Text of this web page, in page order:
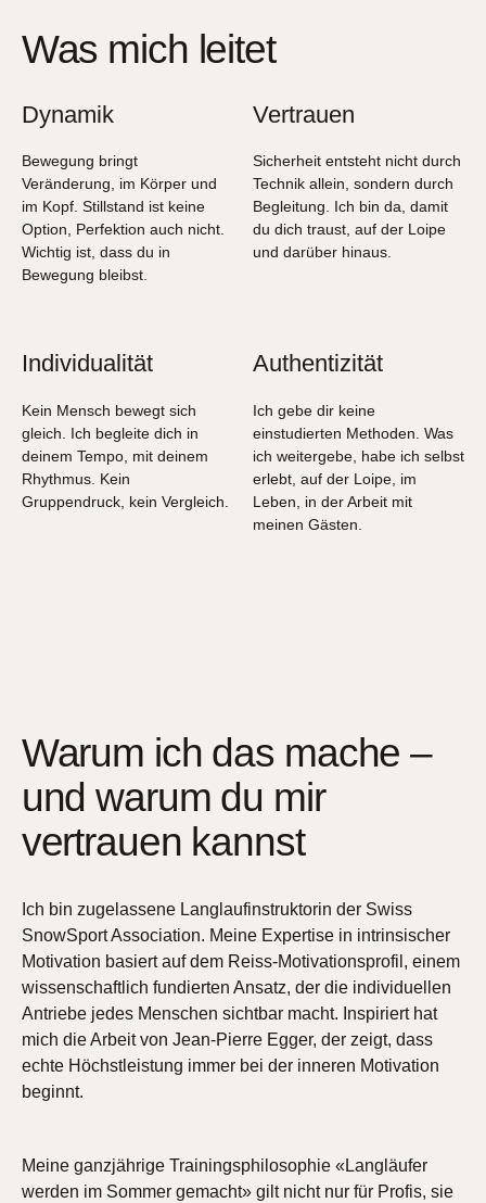
Was mich leitet
Dynamik
Bewegung bringt
Veränderung, im Körper und
im Kopf. Stillstand ist keine
Option, Perfektion auch nicht.
Wichtig ist, dass du in
Bewegung bleibst.
Vertrauen
Sicherheit entsteht nicht durch
Technik allein, sondern durch
Begleitung. Ich bin da, damit
du dich traust, auf der Loipe
und darüber hinaus.
Individualität
Kein Mensch bewegt sich
gleich. Ich begleite dich in
deinem Tempo, mit deinem
Rhythmus. Kein
Gruppendruck, kein Vergleich.
Authentizität
Ich gebe dir keine
einstudierten Methoden. Was
ich weitergebe, habe ich selbst
erlebt, auf der Loipe, im
Leben, in der Arbeit mit
meinen Gästen.
Warum ich das mache –
und warum du mir
vertrauen kannst
Ich bin zugelassene Langlaufinstruktorin der Swiss
SnowSport Association. Meine Expertise in intrinsischer
Motivation basiert auf dem Reiss-Motivationsprofil, einem
wissenschaftlich fundierten Ansatz, der die individuellen
Antriebe jedes Menschen sichtbar macht. Inspiriert hat
mich die Arbeit von Jean-Pierre Egger, der zeigt, dass
echte Höchstleistung immer bei der inneren Motivation
beginnt.
Meine ganzjährige Trainingsphilosophie «Langläufer
werden im Sommer gemacht» gilt nicht nur für Profis, sie